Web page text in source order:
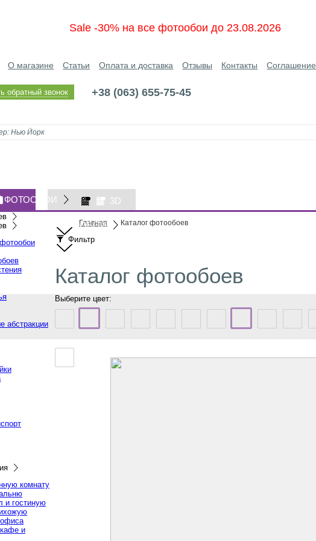
Sale -30% на все фотообои до 23.08.2026
О магазине Статьи Оплата и доставка Отзывы Контакты Соглашение
обратный звонок +38 (063) 655-75-45
ФОТООБОИ 3D
ОБОИ
абстракции
комнату
и гостиную
и
Главная Каталог фотообоев
Фильтр
Каталог фотообоев
Выберите цвет: